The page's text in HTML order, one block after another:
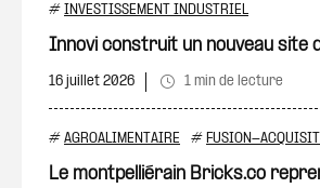
# INVESTISSEMENT INDUSTRIEL
Innovi construit un nouveau site
16 juillet 2026 1 min de lecture
# AGROALIMENTAIRE # FUSION-
Le montpelliérain Bricks.co